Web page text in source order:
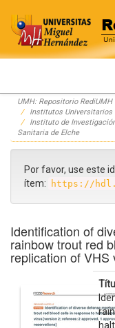
Skip
navigation
UMH: Repositorio RediUMH
Institutos Universitarios
Instituto de
Sanitaria de Elche
Por favor, use este
ítem:
https://
Identification of
rainbow trout red
replication of VHS